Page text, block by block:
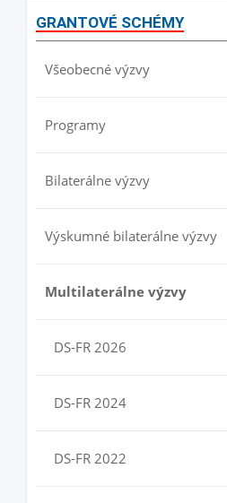
GRANTOVÉ SCHÉMY
Všeobecné výzvy
Programy
Bilaterálne výzvy
Výskumné bilaterálne výzvy
Multilaterálne výzvy
DS-FR 2026
DS-FR 2024
DS-FR 2022